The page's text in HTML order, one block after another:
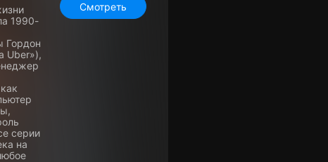
1990-
Гордон
Uber»),
серии
на
Смотреть